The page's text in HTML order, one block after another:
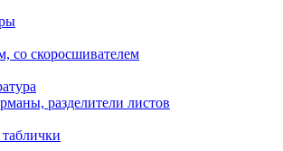
со скоросшивателем
разделители листов